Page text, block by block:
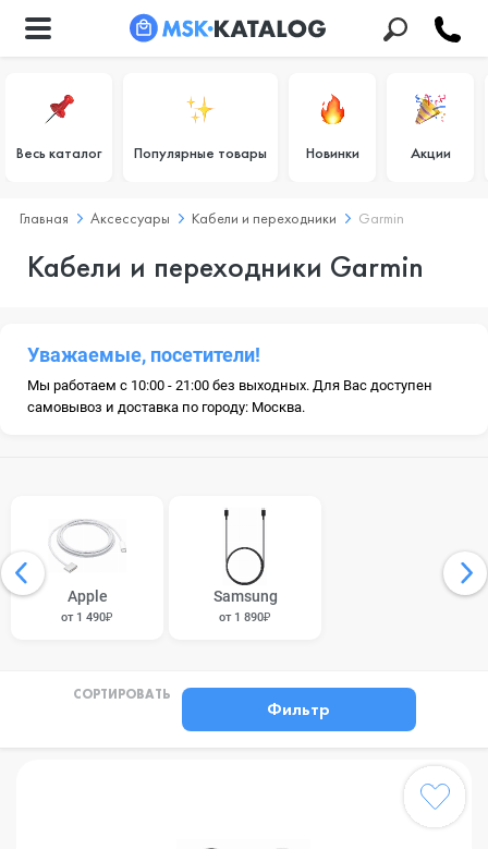
Весь каталог Популярные товары Новинки Акции
Главная Аксессуары Кабели и переходники Garmin
Кабели и переходники Garmin
Уважаемые, посетители!
Мы работаем с 10:00 - 21:00 без выходных. Для Вас доступен
самовывоз и доставка по городу: Москва.
Apple
от 1 490₽
Samsung
от 1 890₽
СОРТИРОВАТЬ
Фильтр